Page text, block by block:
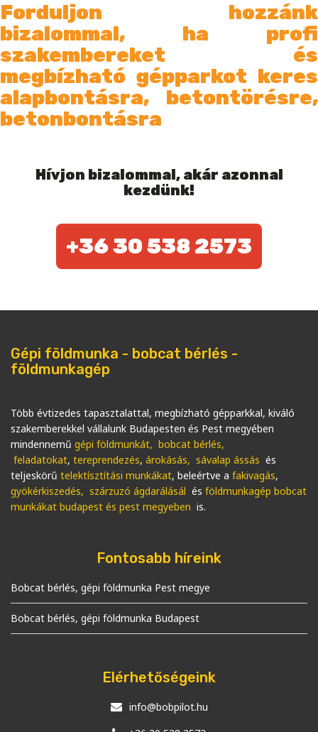
Forduljon hozzánk
bizalommal, ha profi
szakembereket és
megbízható gépparkot keres
alapbontásra, betontörésre,
betonbontásra
Hívjon bizalommal, akár azonnal
kezdünk!
+36 30 538 2573
Gépi földmunka - bobcat bérlés -
földmunkagép
Több évtizedes tapasztalattal, megbízható gépparkkal, kiváló
szakemberekkel vállalunk Budapesten és Pest megyében
mindennemű gépi földmunkát, bobcat bérlés,
feladatokat, tereprendezés, árokásás, sávalap ássás és
teljeskörű telektísztítási munkákat, beleértve a fakivagás,
gyökérkiszedés, szárzuzó ágdarálásál és földmunkagép bobcat
munkákat budapest és pest megyeben is.
Fontosabb híreink
Bobcat bérlés, gépi földmunka Pest megye
Bobcat bérlés, gépi földmunka Budapest
Elérhetőségeink
info@bobpilot.hu